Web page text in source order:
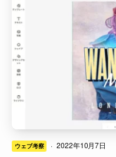
ウェブ考察 · 2022年10月7日